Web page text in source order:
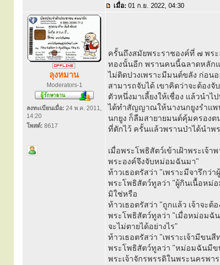
เมื่อ: 01 ก.ย. 2022, 04:30
ลุงหมาน
Moderators-1
ลงทะเบียนเมื่อ: 24 พ.ค. 2011,
14:20
โพสต์: 8617
ครั้นถึงสมัยพระราชองค์ที่ ๗ พร
ทองนั้นอีก พรานคนนี้ฉลาดหลัก
ไม่ติดปวงเพราะมีมนต์ขลัง ก่อน
สามารถจับได้ เขาคิดว่าจะต้อง
ตัวหนึ่งมาเลี้ยงให้เชื่อง แล้วนำไ
ได้ทำสัญญาณให้นางนกยูงรำแพน
นกยูง ก็ลืมสายายมนต์คุ้มครองต
ที่ตักไว้ ครั้นแล้วพรานป่าได้นำพ
เมื่อพระโพธิสัตว์เข้าเฝ้าพระเจ้
พระองค์จึงจับหม่อมฉันมา"
ท้าวเธอตรัสว่า "เพราะมีจารึกว่
พระโพธิสัตว์ทูลว่า "ผู้กินเนื้อหม่
มิใช่หรือ
ท้าวเธอตรัสว่า "ถูกแล้ว เจ้าจะต้
พระโพธิสัตว์ทูลว่า "เมื่อหม่อมฉั
จะไม่ตายได้อย่างไร"
ท้าวเธอตรัสว่า "เพราะเจ้ามีขน
พระโพธิสัตว์ทูลว่า "หม่อมฉันมีข
พระเจ้าจักรพรรดิในพระนครพ